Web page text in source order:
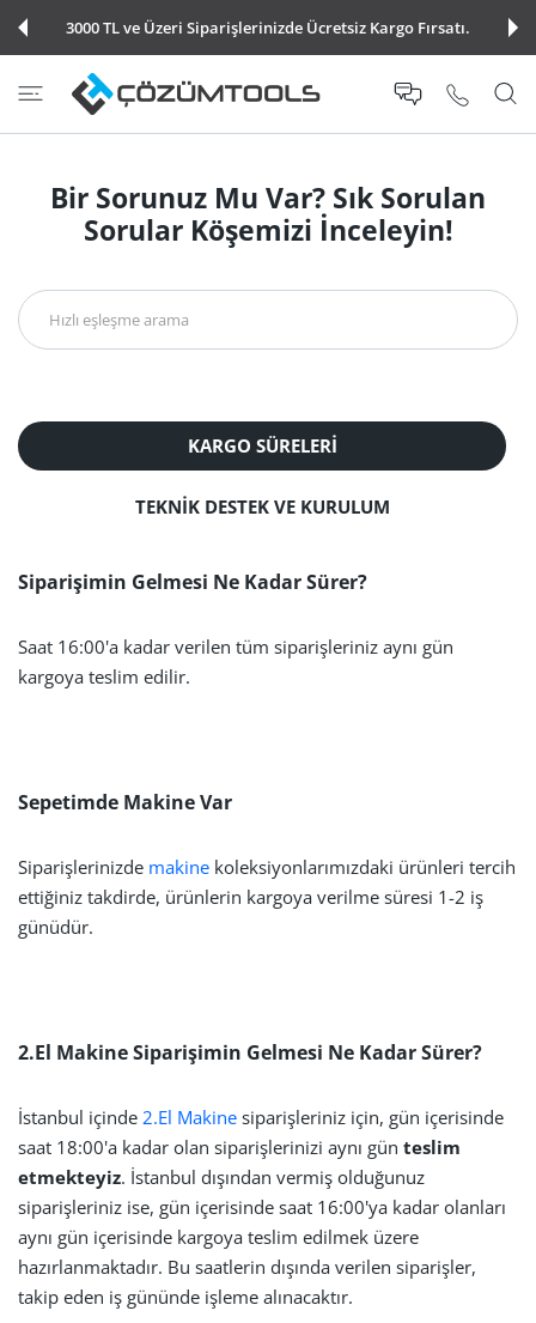
ATLA 3000 TL ve Üzeri Siparişlerinizde Ücretsiz Kargo Fırsatı.
Bir Sorunuz Mu Var? Sık Sorulan
Sorular Köşemizi İnceleyin!
KARGO SÜRELERI
TEKNİK DESTEK VE KURULUM
Siparişimin Gelmesi Ne Kadar Sürer?
Saat 16:00'a kadar verilen tüm siparişleriniz aynı gün
kargoya teslim edilir.
Sepetimde Makine Var
Siparişlerinizde makine koleksiyonlarımızdaki ürünleri tercih
ettiğiniz takdirde, ürünlerin kargoya verilme süresi 1-2 iş
günüdür.
2.El Makine Siparişimin Gelmesi Ne Kadar Sürer?
İstanbul içinde 2.El Makine siparişleriniz için, gün içerisinde
saat 18:00'a kadar olan siparişlerinizi aynı gün teslim
etmekteyiz. İstanbul dışından vermiş olduğunuz
siparişleriniz ise, gün içerisinde saat 16:00'ya kadar olanları
aynı gün içerisinde kargoya teslim edilmek üzere
hazırlanmaktadır. Bu saatlerin dışında verilen siparişler,
takip eden iş gününde işleme alınacaktır.